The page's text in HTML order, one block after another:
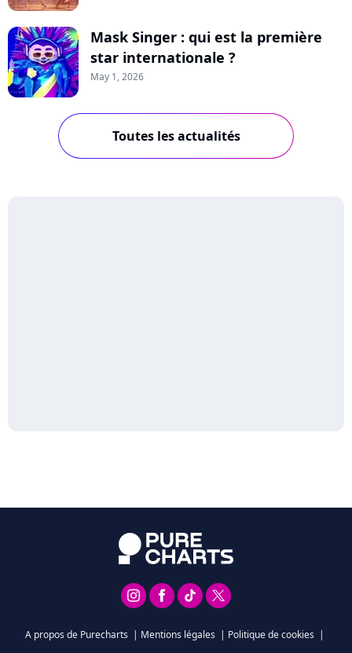
Mask Singer : qui est la première
star internationale ?
May 1, 2026
Toutes les actualités
A propos de Purecharts | Mentions légales | Politique de cookies |